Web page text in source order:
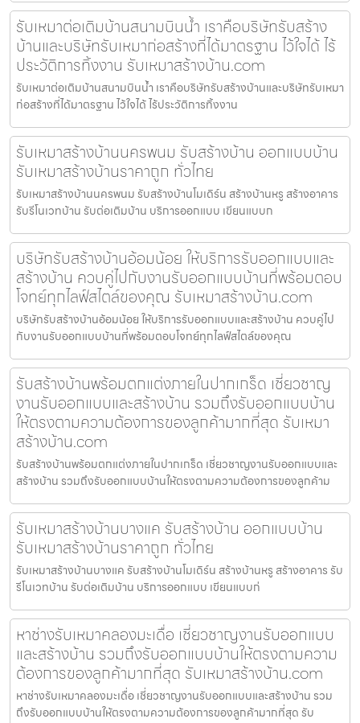
รับเหมาต่อเติมบ้านสนามบินน้ำ เราคือบริษัทรับสร้าง
บ้านและบริษัทรับเหมาก่อสร้างที่ได้มาตรฐาน ไว้ใจได้ ไร้
ประวัติการทิ้งงาน รับเหมาสร้างบ้าน.com
รับเหมาต่อเติมบ้านสนามบินน้ำ เราคือบริษัทรับสร้างบ้านและบริษัทรับเหมา
ก่อสร้างที่ได้มาตรฐาน ไว้ใจได้ ไร้ประวัติการทิ้งงาน
รับเหมาสร้างบ้านนครพนม รับสร้างบ้าน ออกแบบบ้าน
รับเหมาสร้างบ้านราคาถูก ทั่วไทย
รับเหมาสร้างบ้านนครพนม รับสร้างบ้านโมเดิร์น สร้างบ้านหรู สร้างอาคาร
รับรีโนเวทบ้าน รับต่อเติมบ้าน บริการออกแบบ เขียนแบบก
บริษัทรับสร้างบ้านอ้อมน้อย ให้บริการรับออกแบบและ
สร้างบ้าน ควบคู่ไปกับงานรับออกแบบบ้านที่พร้อมตอบ
โจทย์ทุกไลฟ์สไตล์ของคุณ รับเหมาสร้างบ้าน.com
บริษัทรับสร้างบ้านอ้อมน้อย ให้บริการรับออกแบบและสร้างบ้าน ควบคู่ไป
กับงานรับออกแบบบ้านที่พร้อมตอบโจทย์ทุกไลฟ์สไตล์ของคุณ
รับสร้างบ้านพร้อมตกแต่งภายในปากเกร็ด เชี่ยวชาญ
งานรับออกแบบและสร้างบ้าน รวมถึงรับออกแบบบ้าน
ให้ตรงตามความต้องการของลูกค้ามากที่สุด รับเหมา
สร้างบ้าน.com
รับสร้างบ้านพร้อมตกแต่งภายในปากเกร็ด เชี่ยวชาญงานรับออกแบบและ
สร้างบ้าน รวมถึงรับออกแบบบ้านให้ตรงตามความต้องการของลูกค้าม
รับเหมาสร้างบ้านบางแค รับสร้างบ้าน ออกแบบบ้าน
รับเหมาสร้างบ้านราคาถูก ทั่วไทย
รับเหมาสร้างบ้านบางแค รับสร้างบ้านโมเดิร์น สร้างบ้านหรู สร้างอาคาร รับ
รีโนเวทบ้าน รับต่อเติมบ้าน บริการออกแบบ เขียนแบบก่
หาช่างรับเหมาคลองมะเดื่อ เชี่ยวชาญงานรับออกแบบ
และสร้างบ้าน รวมถึงรับออกแบบบ้านให้ตรงตามความ
ต้องการของลูกค้ามากที่สุด รับเหมาสร้างบ้าน.com
หาช่างรับเหมาคลองมะเดื่อ เชี่ยวชาญงานรับออกแบบและสร้างบ้าน รวม
ถึงรับออกแบบบ้านให้ตรงตามความต้องการของลูกค้ามากที่สุด รับ